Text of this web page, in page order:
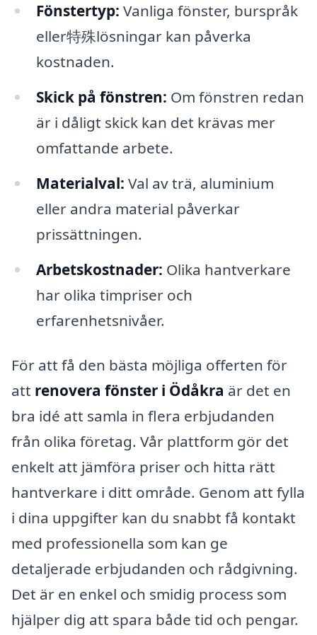
Fönstertyp: Vanliga fönster, burspråk
eller特殊lösningar kan påverka
kostnaden.
Skick på fönstren: Om fönstren redan
är i dåligt skick kan det krävas mer
omfattande arbete.
Materialval: Val av trä, aluminium
eller andra material påverkar
prissättningen.
Arbetskostnader: Olika hantverkare
har olika timpriser och
erfarenhetsnivåer.
För att få den bästa möjliga offerten för
att renovera fönster i Ödåkra är det en
bra idé att samla in flera erbjudanden
från olika företag. Vår plattform gör det
enkelt att jämföra priser och hitta rätt
hantverkare i ditt område. Genom att fylla
i dina uppgifter kan du snabbt få kontakt
med professionella som kan ge
detaljerade erbjudanden och rådgivning.
Det är en enkel och smidig process som
hjälper dig att spara både tid och pengar.